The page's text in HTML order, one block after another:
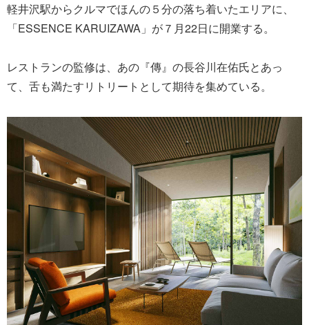
軽井沢駅からクルマでほんの５分の落ち着いたエリアに、
「ESSENCE KARUIZAWA」が７月22日に開業する。
レストランの監修は、あの『傳』の長谷川在佑氏とあっ
て、舌も満たすリトリートとして期待を集めている。